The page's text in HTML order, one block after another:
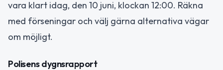
vara klart idag, den 10 juni, klockan 12:00. Räkna
med förseningar och välj gärna alternativa vägar
om möjligt.
Polisens dygnsrapport